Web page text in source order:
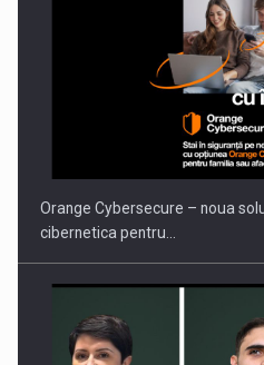
Orange Cybersecure – noua
cibernetica pentru…